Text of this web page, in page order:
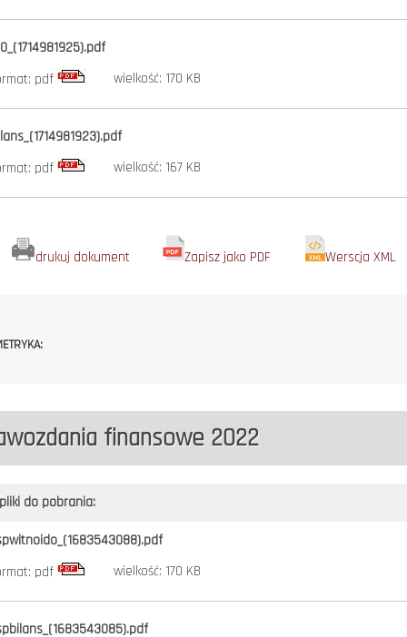
pdf wielkość: 170 KB
pdf wielkość: 167 KB
drukuj dokument Zapisz jako PDF Werscja XML
finansowe 2022
pliki do pobrania:
pdf wielkość: 170 KB